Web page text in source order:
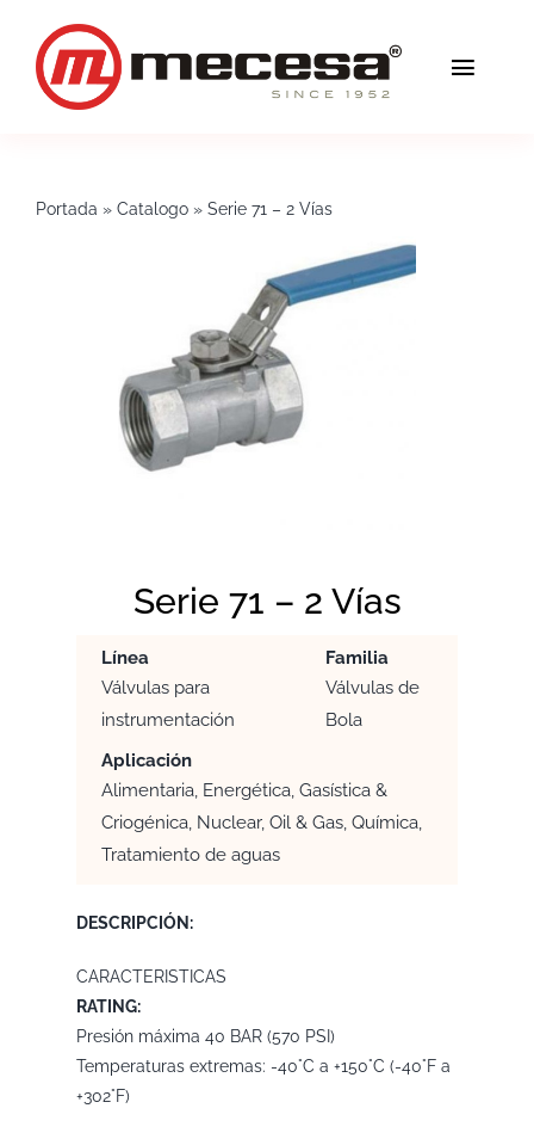
contenido
Calidad
Portada » Catalogo» Serie 71 – 2 Vías
Serie 71 – 2 Vías
Línea
Familia
Válvulas para
instrumentación
Válvulas de
Bola
Aplicación
Alimentaria, Energética, Gasística &
Criogénica, Nuclear, Oil & Gas, Química,
Tratamiento de aguas
DESCRIPCIÓN:
CARACTERISTICAS
RATING:
Presión máxima 40 BAR (570 PSI)
Temperaturas extremas: -40°C a +150°C (-40°F a
+302°F)